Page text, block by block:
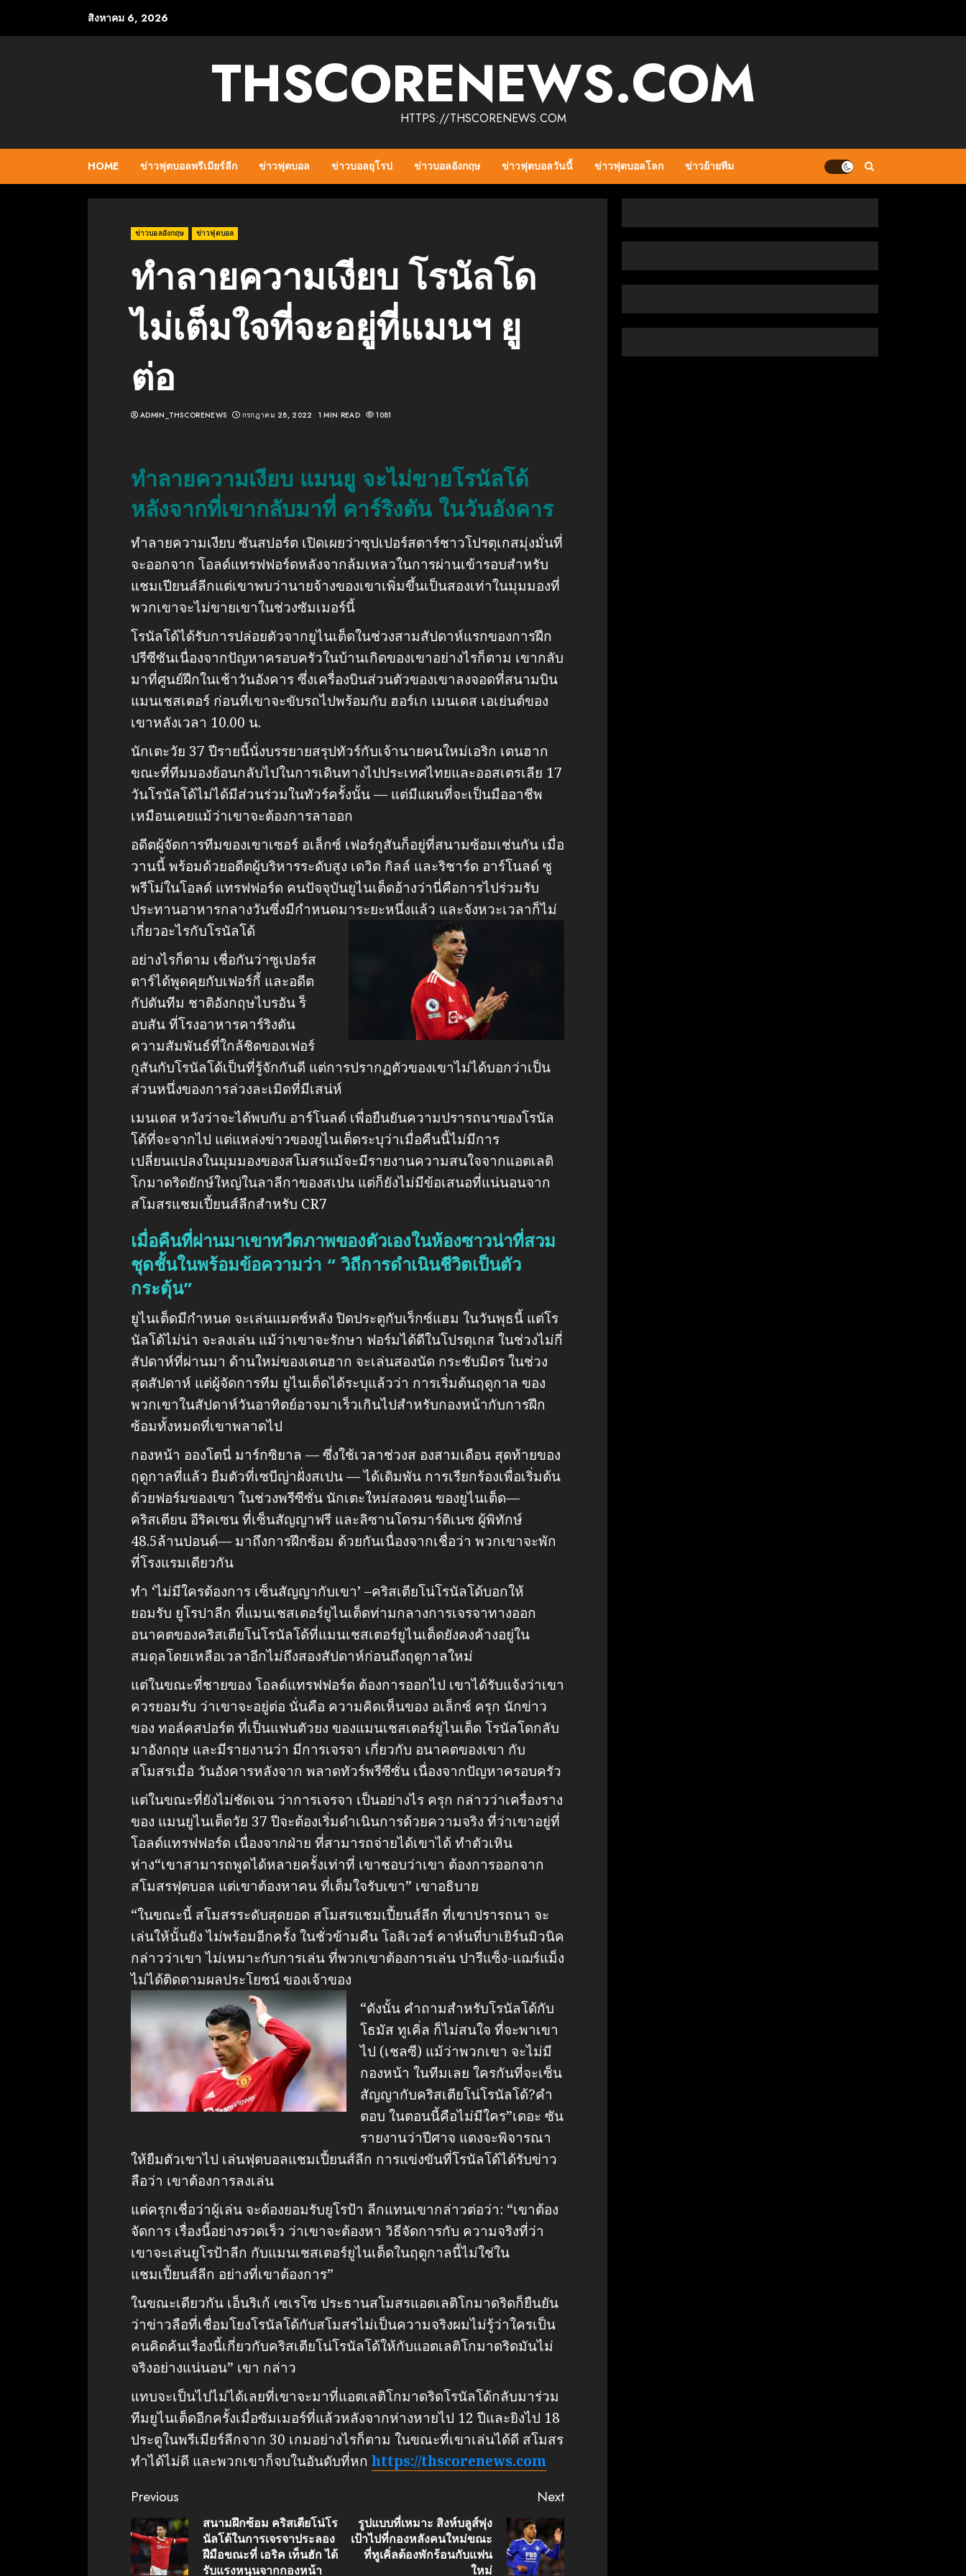
สิงหาคม 6, 2026
THSCORENEWS.COM
HTTPS://THSCORENEWS.COM
HOME ข่าวฟุตบอลพรีเมียร์ลีก ข่าวฟุตบอล ข่าวบอลยุโรป ข่าวบอลอังกฤษ ข่าวฟุตบอลวันนี้ ข่าวฟุตบอลโลก ข่าวย้ายทีม
ข่าวบอลอังกฤษ ข่าวฟุตบอล
ทำลายความเงียบ โรนัลโด
ไม่เต็มใจที่จะอยู่ที่แมนฯ ยู
ต่อ
ADMIN_THSCORENEWS กรกฎาคม 28, 2022 1 MIN READ 1081
ทำลายความเงียบ แมนยู จะไม่ขายโรนัลโด้
หลังจากที่เขากลับมาที่ คาร์ริงตัน ในวันอังคาร
ทำลายความเงียบ ซันสปอร์ต เปิดเผยว่าซุปเปอร์สตาร์ชาวโปรตุเกสมุ่งมั่นที่
จะออกจาก โอลด์แทรฟฟอร์ดหลังจากล้มเหลวในการผ่านเข้ารอบสำหรับ
แชมเปียนส์ลีกแต่เขาพบว่านายจ้างของเขาเพิ่มขึ้นเป็นสองเท่าในมุมมองที่
พวกเขาจะไม่ขายเขาในช่วงซัมเมอร์นี้
โรนัลโด้ได้รับการปล่อยตัวจากยูไนเต็ดในช่วงสามสัปดาห์แรกของการฝึก
ปรีซีซันเนื่องจากปัญหาครอบครัวในบ้านเกิดของเขาอย่างไรก็ตาม เขากลับ
มาที่ศูนย์ฝึกในเช้าวันอังคาร ซึ่งเครื่องบินส่วนตัวของเขาลงจอดที่สนามบิน
แมนเชสเตอร์ ก่อนที่เขาจะขับรถไปพร้อมกับ ฮอร์เก เมนเดส เอเย่นต์ของ
เขาหลังเวลา 10.00 น.
นักเตะวัย 37 ปีรายนี้นั่งบรรยายสรุปทัวร์กับเจ้านายคนใหม่เอริก เตนฮาก
ขณะที่ทีมมองย้อนกลับไปในการเดินทางไปประเทศไทยและออสเตรเลีย 17
วันโรนัลโด้ไม่ได้มีส่วนร่วมในทัวร์ครั้งนั้น — แต่มีแผนที่จะเป็นมืออาชีพ
เหมือนเคยแม้ว่าเขาจะต้องการลาออก
อดีตผู้จัดการทีมของเขาเซอร์ อเล็กซ์ เฟอร์กูสันก็อยู่ที่สนามซ้อมเช่นกัน เมื่อ
วานนี้ พร้อมด้วยอดีตผู้บริหารระดับสูง เดวิด กิลล์ และริชาร์ด อาร์โนลด์ ซู
พรีโม่ในโอลด์ แทรฟฟอร์ด คนปัจจุบันยูไนเต็ดอ้างว่านี่คือการไปร่วมรับ
ประทานอาหารกลางวันซึ่งมีกำหนดมาระยะหนึ่งแล้ว และจังหวะเวลาก็ไม่
เกี่ยวอะไรกับโรนัลโด้
อย่างไรก็ตาม เชื่อกันว่าซูเปอร์ส
ตาร์ได้พูดคุยกับเฟอร์กี้ และอดีต
กัปตันทีม ชาติอังกฤษไบรอัน ร็
อบสัน ที่โรงอาหารคาร์ริงตัน
ความสัมพันธ์ที่ใกล้ชิดของเฟอร์
กูสันกับโรนัลโด้เป็นที่รู้จักกันดี แต่การปรากฏตัวของเขาไม่ได้บอกว่าเป็น
ส่วนหนึ่งของการล่วงละเมิดที่มีเสน่ห์
เมนเดส หวังว่าจะได้พบกับ อาร์โนลด์ เพื่อยืนยันความปรารถนาของโรนัล
โด้ที่จะจากไป แต่แหล่งข่าวของยูไนเต็ดระบุว่าเมื่อคืนนี้ไม่มีการ
เปลี่ยนแปลงในมุมมองของสโมสรแม้จะมีรายงานความสนใจจากแอตเลติ
โกมาดริดยักษ์ใหญ่ในลาลีกาของสเปน แต่ก็ยังไม่มีข้อเสนอที่แน่นอนจาก
สโมสรแชมเปี้ยนส์ลีกสำหรับ CR7
เมื่อคืนที่ผ่านมาเขาทวีตภาพของตัวเองในห้องซาวน่าที่สวม
ชุดชั้นในพร้อมข้อความว่า “ วิถีการดำเนินชีวิตเป็นตัว
กระตุ้น”
ยูไนเต็ดมีกำหนด จะเล่นแมตช์หลัง ปิดประตูกับเร็กซ์แฮม ในวันพุธนี้ แต่โร
นัลโด้ไม่น่า จะลงเล่น แม้ว่าเขาจะรักษา ฟอร์มได้ดีในโปรตุเกส ในช่วงไม่กี่
สัปดาห์ที่ผ่านมา ด้านใหม่ของเตนฮาก จะเล่นสองนัด กระชับมิตร ในช่วง
สุดสัปดาห์ แต่ผู้จัดการทีม ยูไนเต็ดได้ระบุแล้วว่า การเริ่มต้นฤดูกาล ของ
พวกเขาในสัปดาห์วันอาทิตย์อาจมาเร็วเกินไปสำหรับกองหน้ากับการฝึก
ซ้อมทั้งหมดที่เขาพลาดไป
กองหน้า อองโตนี่ มาร์กซิยาล — ซึ่งใช้เวลาช่วงส องสามเดือน สุดท้ายของ
ฤดูกาลที่แล้ว ยืมตัวที่เซบีญ่าฝั่งสเปน — ได้เดิมพัน การเรียกร้องเพื่อเริ่มต้น
ด้วยฟอร์มของเขา ในช่วงพรีซีซั่น นักเตะใหม่สองคน ของยูไนเต็ด—
คริสเตียน อีริคเซน ที่เซ็นสัญญาฟรี และลิซานโดรมาร์ติเนซ ผู้พิทักษ์
48.5ล้านปอนด์— มาถึงการฝึกซ้อม ด้วยกันเนื่องจากเชื่อว่า พวกเขาจะพัก
ที่โรงแรมเดียวกัน
ทำ ‘ไม่มีใครต้องการ เซ็นสัญญากับเขา’ –คริสเตียโน่โรนัลโด้บอกให้
ยอมรับ ยูโรปาลีก ที่แมนเชสเตอร์ยูไนเต็ดท่ามกลางการเจรจาทางออก
อนาคตของคริสเตียโน่โรนัลโด้ที่แมนเชสเตอร์ยูไนเต็ดยังคงค้างอยู่ใน
สมดุลโดยเหลือเวลาอีกไม่ถึงสองสัปดาห์ก่อนถึงฤดูกาลใหม่
แต่ในขณะที่ชายของ โอลด์แทรฟฟอร์ด ต้องการออกไป เขาได้รับแจ้งว่าเขา
ควรยอมรับ ว่าเขาจะอยู่ต่อ นั่นคือ ความคิดเห็นของ อเล็กซ์ ครุก นักข่าว
ของ ทอล์คสปอร์ต ที่เป็นแฟนตัวยง ของแมนเชสเตอร์ยูไนเต็ด โรนัลโดกลับ
มาอังกฤษ และมีรายงานว่า มีการเจรจา เกี่ยวกับ อนาคตของเขา กับ
สโมสรเมื่อ วันอังคารหลังจาก พลาดทัวร์พรีซีซั่น เนื่องจากปัญหาครอบครัว
แต่ในขณะที่ยังไม่ชัดเจน ว่าการเจรจา เป็นอย่างไร ครุก กล่าวว่าเครื่องราง
ของ แมนยูไนเต็ดวัย 37 ปีจะต้องเริ่มดำเนินการด้วยความจริง ที่ว่าเขาอยู่ที่
โอลด์แทรฟฟอร์ด เนื่องจากฝ่าย ที่สามารถจ่ายได้เขาได้ ทำตัวเหิน
ห่าง“เขาสามารถพูดได้หลายครั้งเท่าที่ เขาชอบว่าเขา ต้องการออกจาก
สโมสรฟุตบอล แต่เขาต้องหาคน ที่เต็มใจรับเขา” เขาอธิบาย
“ในขณะนี้ สโมสรระดับสุดยอด สโมสรแชมเปี้ยนส์ลีก ที่เขาปรารถนา จะ
เล่นให้นั้นยัง ไม่พร้อมอีกครั้ง ในชั่วข้ามคืน โอลิเวอร์ คาห์นที่บาเยิร์นมิวนิค
กล่าวว่าเขา ไม่เหมาะกับการเล่น ที่พวกเขาต้องการเล่น ปารีแซ็ง-แฌร์แม็ง
ไม่ได้ติดตามผลประโยชน์ ของเจ้าของ
“ดังนั้น คำถามสำหรับโรนัลโด้กับ
โธมัส ทูเคิ่ล ก็ไม่สนใจ ที่จะพาเขา
ไป (เชลซี) แม้ว่าพวกเขา จะไม่มี
กองหน้า ในทีมเลย ใครกันที่จะเซ็น
สัญญากับคริสเตียโน่โรนัลโด้?คำ
ตอบ ในตอนนี้คือไม่มีใคร”เดอะ ซัน
รายงานว่าปีศาจ แดงจะพิจารณา
ให้ยืมตัวเขาไป เล่นฟุตบอลแชมเปี้ยนส์ลีก การแข่งขันที่โรนัลโด้ได้รับข่าว
ลือว่า เขาต้องการลงเล่น
แต่ครุกเชื่อว่าผู้เล่น จะต้องยอมรับยูโรป้า ลีกแทนเขากล่าวต่อว่า: “เขาต้อง
จัดการ เรื่องนี้อย่างรวดเร็ว ว่าเขาจะต้องหา วิธีจัดการกับ ความจริงที่ว่า
เขาจะเล่นยูโรป้าลีก กับแมนเชสเตอร์ยูไนเต็ดในฤดูกาลนี้ไม่ใช่ใน
แชมเปี้ยนส์ลีก อย่างที่เขาต้องการ”
ในขณะเดียวกัน เอ็นริเก้ เซเรโซ ประธานสโมสรแอตเลติโกมาดริดก็ยืนยัน
ว่าข่าวลือที่เชื่อมโยงโรนัลโด้กับสโมสรไม่เป็นความจริงผมไม่รู้ว่าใครเป็น
คนคิดค้นเรื่องนี้เกี่ยวกับคริสเตียโน่โรนัลโด้ให้กับแอตเลติโกมาดริดมันไม่
จริงอย่างแน่นอน” เขา กล่าว
แทบจะเป็นไปไม่ได้เลยที่เขาจะมาที่แอตเลติโกมาดริดโรนัลโด้กลับมาร่วม
ทีมยูไนเต็ดอีกครั้งเมื่อซัมเมอร์ที่แล้วหลังจากห่างหายไป 12 ปีและยิงไป 18
ประตูในพรีเมียร์ลีกจาก 30 เกมอย่างไรก็ตาม ในขณะที่เขาเล่นได้ดี สโมสร
ทำได้ไม่ดี และพวกเขาก็จบในอันดับที่หก https://thscorenews.com
Continue
Reading
Previous
Previous
post:
สนามฝึกซ้อม คริสเตียโน่โร
นัลโด้ในการเจรจาประลอง
ฝีมือขณะที่ เอริค เท็นฮัก ได้
รับแรงหนุนจากกองหน้า
Next
Next
post:
รูปแบบที่เหมาะ สิงห์บลูส์พุ่ง
เป้าไปที่กองหลังคนใหม่ขณะ
ที่ทูเคิ่ลต้องพักร้อนกับแฟน
ใหม่